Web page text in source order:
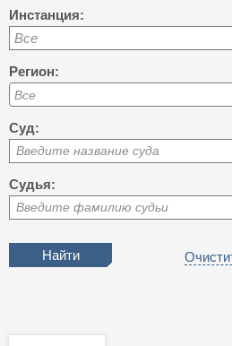
Инстанция:
Все
Регион:
Суд:
Введите название суда
Судья:
Введите фамилию судьи